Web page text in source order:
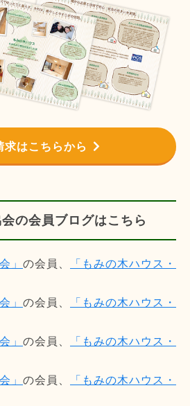
求はこちらから
の会員ブログはこちら
」 の会員、
「もみの木ハウス・
」 の会員、
「もみの木ハウス・
」 の会員、
「もみの木ハウス・
」 の会員、
「もみの木ハウス・